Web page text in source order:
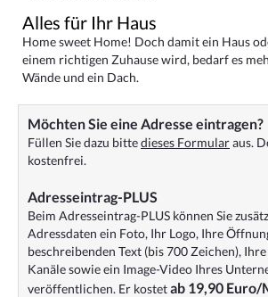
Alles für Ihr Haus
Home sweet Home! Doch damit ein Haus
einem richtigen Zuhause wird, bedarf es
Wände und ein Dach.
Möchten Sie eine Adresse eintragen?
Füllen Sie dazu bittedieses Formularaus.
kostenfrei.
Adresseintrag-PLUS
Beim Adresseintrag-PLUS können Sie
Adressdaten ein Foto, Ihr Logo, Ihre
beschreibenden Text (bis 700 Zeichen),
Kanäle sowie ein Image-Video Ihres
veröffentlichen. Er kostetab 19,90 Euro/